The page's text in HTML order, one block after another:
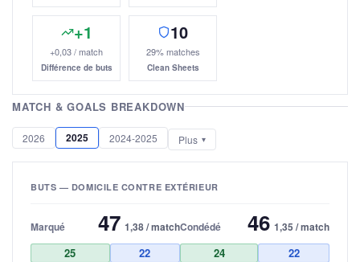
+1
+0,03 / match
Différence de buts
10
29% matches
Clean Sheets
MATCH & GOALS BREAKDOWN
2026 2025 2024-2025 Plus
BUTS — DOMICILE CONTRE EXTÉRIEUR
Marqué 47 1,38 / match
25 22
Condédé 46 1,35 / match
24 22